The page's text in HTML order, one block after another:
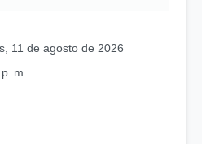
11 de agosto de 2026
m.